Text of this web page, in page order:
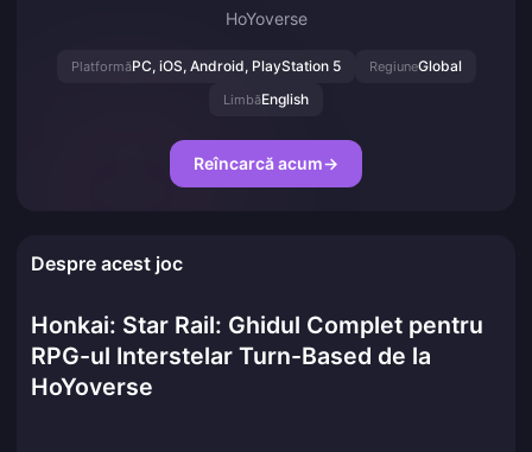
HoYoverse
PlatformăPC, iOS, Android, PlayStation 5 RegiuneGlobal
LimbăEnglish
Reîncarcă acum→
Despre acest joc
Honkai: Star Rail: Ghidul Complet pentru
RPG-ul Interstelar Turn-Based de la
HoYoverse